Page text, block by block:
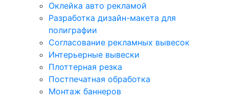
Оклейка авто рекламой
Разработка дизайн-макета для
полиграфии
Согласование рекламных вывесок
Интерьерные вывески
Плоттерная резка
Постпечатная обработка
Монтаж баннеров